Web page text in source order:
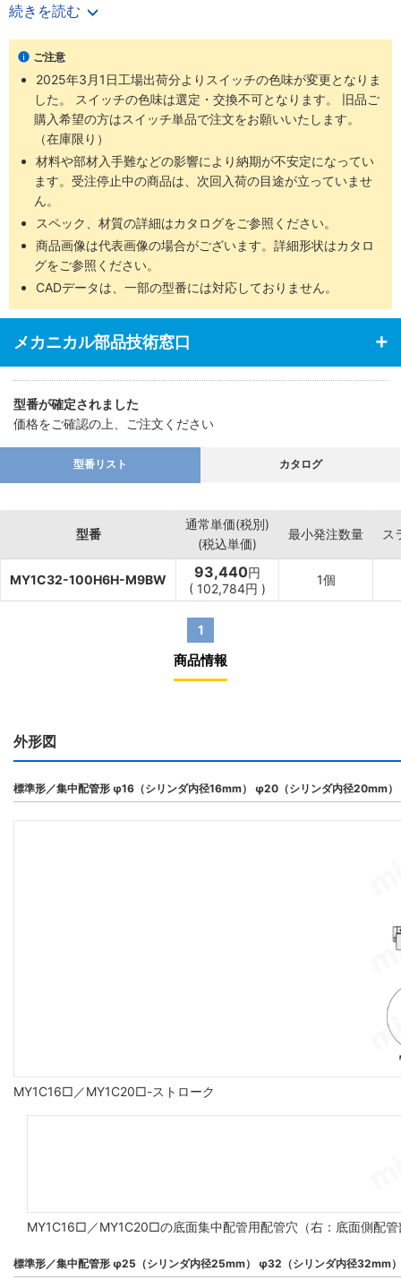
【20-シリーズ 銅系・フッ素系不可仕様】
・銅材質、フッ素材質を嫌う環境での使用に対応
・外形寸法は標準品と同一
続きを読む
ご注意
2025年3月1日工場出荷分よりスイッチの色味が変更となりま
した。 スイッチの色味は選定・交換不可となります。 旧品ご
購入希望の方はスイッチ単品で注文をお願いいたします。
（在庫限り）
材料や部材入手難などの影響により納期が不安定になってい
ます。受注停止中の商品は、次回入荷の目途が立っていませ
ん。
スペック、材質の詳細はカタログをご参照ください。
商品画像は代表画像の場合がございます。詳細形状はカタロ
グをご参照ください。
CADデータは、一部の型番には対応しておりません。
メカニカル部品技術窓口
型番が確定されました
価格をご確認の上、ご注文ください
型番リスト カタログ
型番
通常単価(税別)
(税込単価)
最小発注数量 ス
MY1C32-100H6H-M9BW 93,440円
( 102,784円 )
1個
1
商品情報
外形図
標準形／集中配管形 φ16（シリンダ内径16mm） φ20（シリンダ内径20mm）
MY1C16□／MY1C20□-ストローク
MY1C16□／MY1C20□の底面集中配管用配管穴（右：底面側配
標準形／集中配管形 φ25（シリンダ内径25mm） φ32（シリンダ内径32mm